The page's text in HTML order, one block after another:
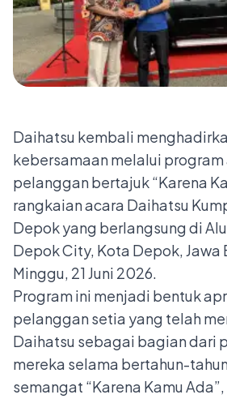
Daihatsu kembali
kebersamaan melalui
pelanggan bertajuk “Karena
rangkaian acara Daihatsu
Depok yang berlangsung di
Depok City, Kota Depok, Jawa
Minggu, 21 Juni 2026.
Program ini menjadi bentuk
pelanggan setia yang telah
Daihatsu sebagai bagian dari
mereka selama bertahun-
semangat “Karena Kamu